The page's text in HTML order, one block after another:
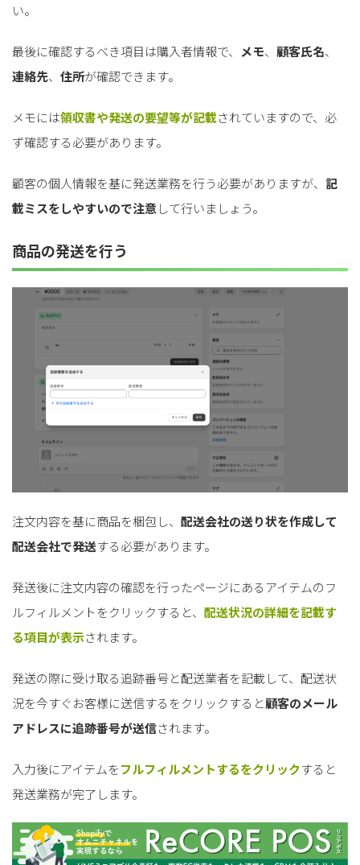
い。
最後に確認するべき項目は購入者情報で、 メモ、 顧客氏名、
連絡先、 住所が確認できます。
メモには領収書や発送の要望等が記載されていますので、必
ず確認する必要があります。
顧客の個人情報を基に発送業務を行う必要がありますが、 記
載ミスをしやすいので注意 して行いましょう。
商品の発送を行う
注文内容を基に商品を梱包し、 配送会社の送り状を作成して
配送会社で発送する必要があります。
発送後に注文内容の確認を行ったページにあるアイテムのフ
ルフィルメントをクリックすると、 配送状況の詳細を記載す
る項目が表示されます。
発送の際に受け取る追跡番号と配送業者を記載して、配送状
況を今すぐお客様に送信するをクリックすると顧客のメール
アドレスに追跡番号が送信されます。
入力後にアイテムをフルフィルメントするをクリックすると
発送業務が完了します。